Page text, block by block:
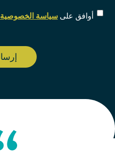
الموافقة (مطلوب)أوافق على سياسة الخصوصية